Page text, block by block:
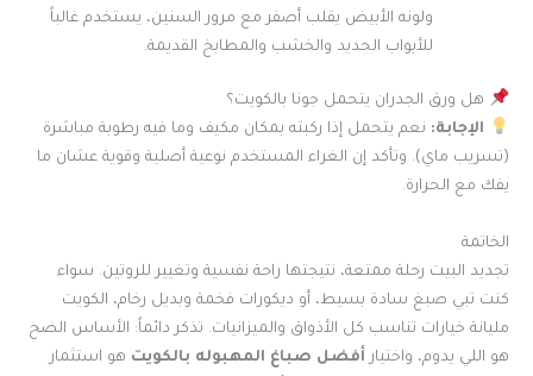
ولونه الأبيض يقلب أصفر مع مرور السنين، يستخدم غالباً
للأبواب الحديد والخشب والمطابخ القديمة.
هل ورق الجدران يتحمل جونا بالكويت؟
الإجابة: نعم يتحمل إذا ركبته بمكان مكيف وما فيه رطوبة مباشرة
(تسريب ماي). وتأكد إن الغراء المستخدم نوعية أصلية وقوية عشان ما
يفك مع الحرارة.
الخاتمة
تجديد البيت رحلة ممتعة، نتيجتها راحة نفسية وتغيير للروتين. سواء
كنت تبي صبغ سادة بسيط، أو ديكورات فخمة وبديل رخام، الكويت
مليانة خيارات تناسب كل الأذواق والميزانيات. تذكر دائماً: الأساس الصح
هو اللي يدوم، واختيار أفضل صباغ المهبوله بالكويت هو استثمار